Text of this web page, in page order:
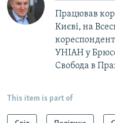
Працював
Києві, на
УНІАН у
Свобода в
This item is part of